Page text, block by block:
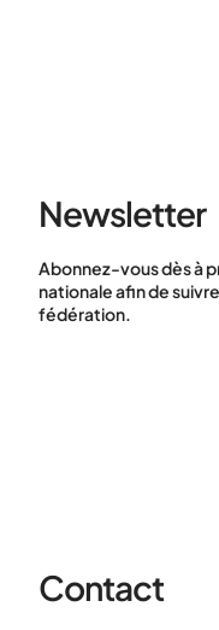
Newsletter
Abonnez-vous dès à
nationale afin de
fédération.
Contact